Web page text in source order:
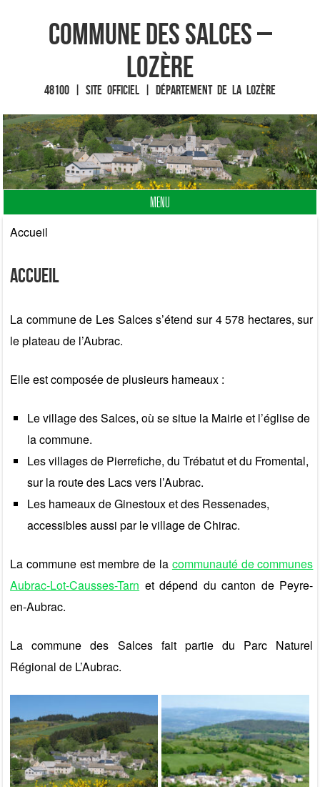
Commune des Salces –
Lozère
48100 | Site officiel | Département de la Lozère
MENU
Fin du contenu
Accueil
Accueil
La commune de Les Salces s’étend sur 4 578 hectares, sur
le plateau de l’Aubrac.
Elle est composée de plusieurs hameaux :
Le village des Salces, où se situe la Mairie et l’église de
la commune.
Les villages de Pierrefiche, du Trébatut et du Fromental,
sur la route des Lacs vers l’Aubrac.
Les hameaux de Ginestoux et des Ressenades,
accessibles aussi par le village de Chirac.
La commune est membre de la communauté de communes
Aubrac-Lot-Causses-Tarn et dépend du canton de Peyre-
en-Aubrac.
La commune des Salces fait partie du Parc Naturel
Régional de L’Aubrac.